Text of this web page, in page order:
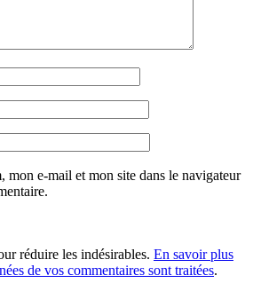
mon e-mail et mon site dans le navigateur
réduire les indésirables. En savoir plus
de vos commentaires sont traitées.